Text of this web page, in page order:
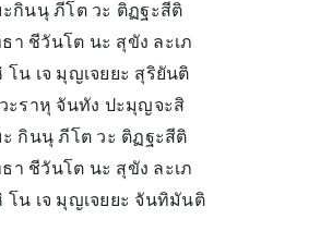
กินนุ ภีโต วะ ติฏฐะสีติ
า ชีวันโต นะ สุขัง ละเภ
น เจ มุญเจยยะ สุริยันติ
ะราหุ จันทัง ปะมุญจะสิ
กินนุ ภีโต วะ ติฏฐะสีติ
า ชีวันโต นะ สุขัง ละเภ
น เจ มุญเจยยะ จันทิมันติ